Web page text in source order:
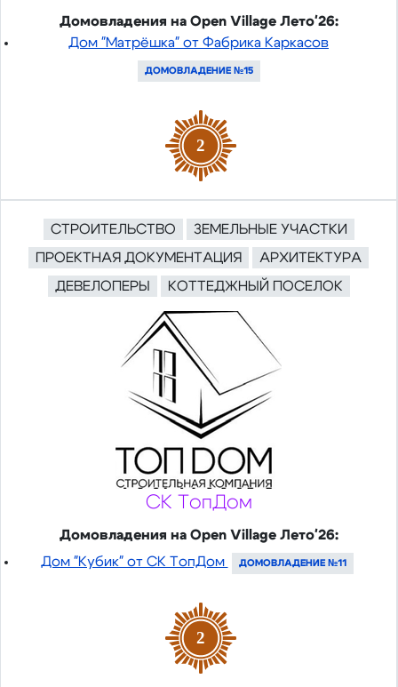
Домовладения на Open Village Лето'26:
Дом "Матрёшка" от Фабрика Каркасов
ДОМОВЛАДЕНИЕ №15
2
СТРОИТЕЛЬСТВО
ЗЕМЕЛЬНЫЕ УЧАСТКИ
ПРОЕКТНАЯ ДОКУМЕНТАЦИЯ
АРХИТЕКТУРА
ДЕВЕЛОПЕРЫ
КОТТЕДЖНЫЙ ПОСЕЛОК
СК ТопДом
Домовладения на Open Village Лето'26:
Дом "Кубик" от СК ТопДом
ДОМОВЛАДЕНИЕ №11
2